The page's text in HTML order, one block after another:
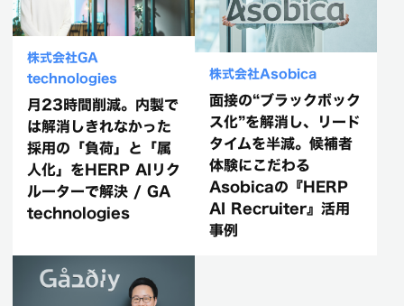
株式会社GA
technologies
月23時間削減。内製で
は解消しきれなかった
採用の「負荷」と「属
人化」をHERP AIリク
ルーターで解決 / GA
technologies
株式会社Asobica
面接の“ブラックボック
ス化”を解消し、リード
タイムを半減。候補者
体験にこだわる
Asobicaの『HERP
AI Recruiter』活用
事例